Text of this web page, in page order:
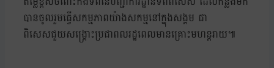
បានចូលរួមធ្វើសកម្មភាពយ៉ាងសកម្មនៅក្នុងសង្គម ជា
ពិសេសជួយសង្គ្រោះប្រជាពលរដ្ឋពេលមានគ្រោះមហន្តរាយ៕